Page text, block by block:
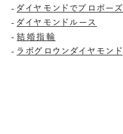
-ダイヤモンドでプロポーズ
-ダイヤモンドルース
-結婚指輪
- ラボグロウンダイヤモンド